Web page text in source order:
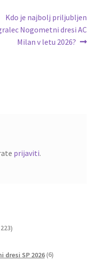
Next
post:
Kdo je najbolj priljubljen
Nogometni dresi AC
Milan v letu 2026?
prijaviti.
izdelkov
dresi SP 2026 6izdelkov